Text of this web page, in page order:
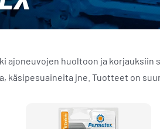
ajoneuvojen huoltoon ja
jne. Tuotteet on